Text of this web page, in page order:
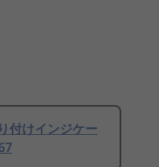
付けインジケー